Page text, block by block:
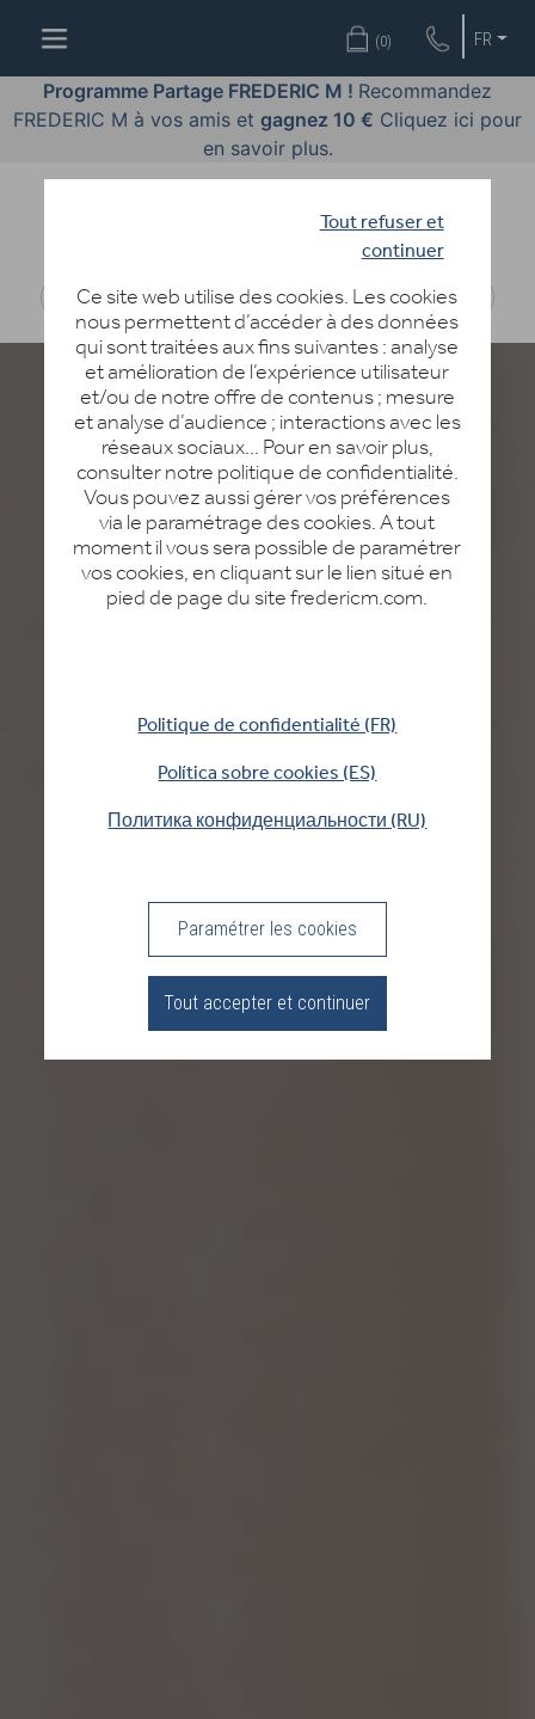
Tout refuser et
continuer
Ce site web utilise des cookies. Les cookies
nous permettent d’accéder à des données
qui sont traitées aux fins suivantes : analyse
et amélioration de l’expérience utilisateur
et/ou de notre offre de contenus ; mesure
et analyse d’audience ; interactions avec les
réseaux sociaux… Pour en savoir plus,
consulter notre politique de confidentialité.
Vous pouvez aussi gérer vos préférences
via le paramétrage des cookies. A tout
moment il vous sera possible de paramétrer
vos cookies, en cliquant sur le lien situé en
pied de page du site fredericm.com.
Politique de confidentialité (FR)
Política sobre cookies (ES)
Политика конфиденциальности (RU)
Paramétrer les cookies
Tout accepter et continuer
FR
(0)
Programme Partage FREDERIC M ! Recommandez
FREDERIC M à vos amis et gagnez 10 € Cliquez ici pour
en savoir plus.
OFFRES
COSMÉTIQUES
PARFUMS
BODY
DIAGNOSTIC
PEAU
DEVENIR
DISTRIBUTEUR
PAYS
LIVRAISON